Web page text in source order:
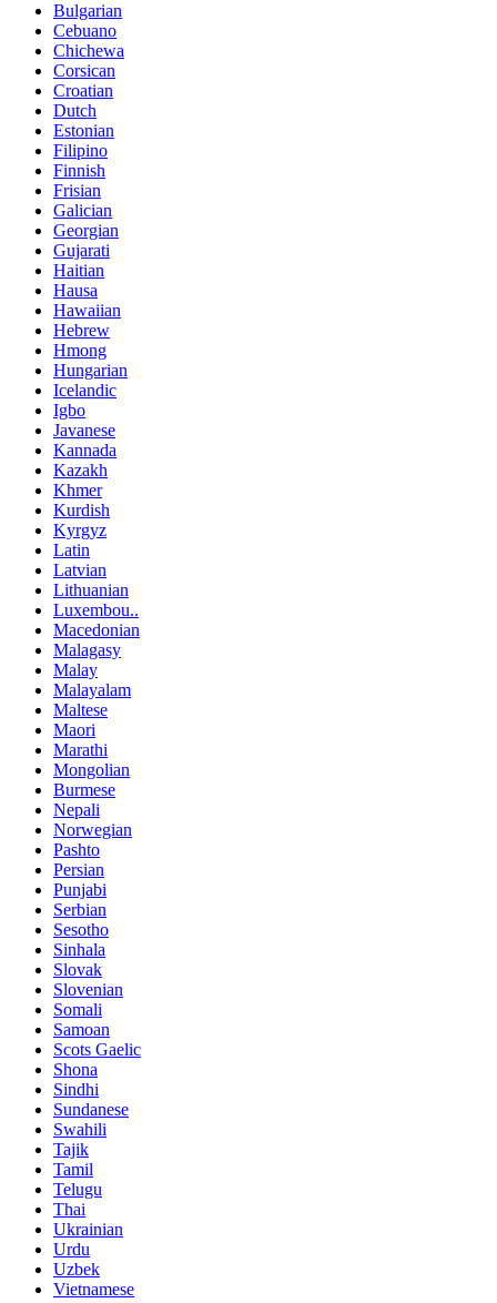
Bulgarian
Cebuano
Chichewa
Corsican
Croatian
Dutch
Estonian
Filipino
Finnish
Frisian
Galician
Georgian
Gujarati
Haitian
Hausa
Hawaiian
Hebrew
Hmong
Hungarian
Icelandic
Igbo
Javanese
Kannada
Kazakh
Khmer
Kurdish
Kyrgyz
Latin
Latvian
Lithuanian
Luxembou..
Macedonian
Malagasy
Malay
Malayalam
Maltese
Maori
Marathi
Mongolian
Burmese
Nepali
Norwegian
Pashto
Persian
Punjabi
Serbian
Sesotho
Sinhala
Slovak
Slovenian
Somali
Samoan
Scots Gaelic
Shona
Sindhi
Sundanese
Swahili
Tajik
Tamil
Telugu
Thai
Ukrainian
Urdu
Uzbek
Vietnamese